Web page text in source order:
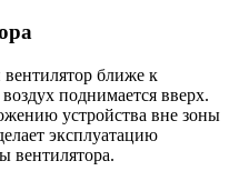
ближе к
поднимается вверх.
устройства вне зоны
эксплуатацию
вентилятора.